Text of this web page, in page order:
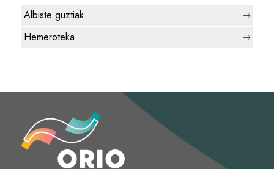
Albiste guztiak
Hemeroteka